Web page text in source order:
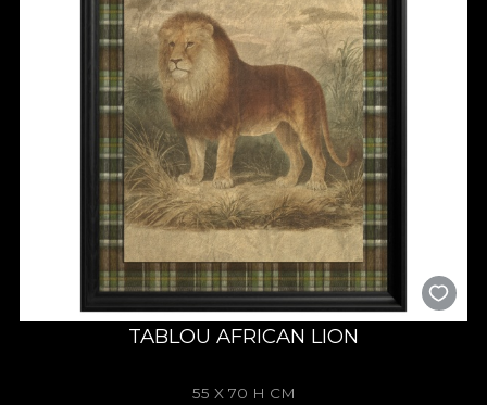
tablouri cu animale pentru interior. Este o colecție care
vorbește despre tradiție, natură și rafinament, transformând
orice spațiu într-un ambient cald, sofisticat și memorabil.
Descoperă Heritage Menagerie
și adaugă în locuința ta
eleganța atemporală a decorului British.
TABLOU AFRICAN LION
55 X 70 H CM